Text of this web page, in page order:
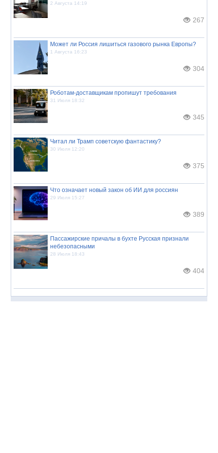
2 Августа 14:19
267
Может ли Россия лишиться газового рынка Европы?
1 Августа 16:23
304
Роботам-доставщикам пропишут требования
31 Июля 18:32
345
Читал ли Трамп советскую фантастику?
30 Июля 12:20
375
Что означает новый закон об ИИ для россиян
29 Июля 15:27
389
Пассажирские причалы в бухте Русская признали
небезопасными
28 Июля 18:43
404